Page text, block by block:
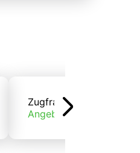
Zugfracht
Angebote bekommen